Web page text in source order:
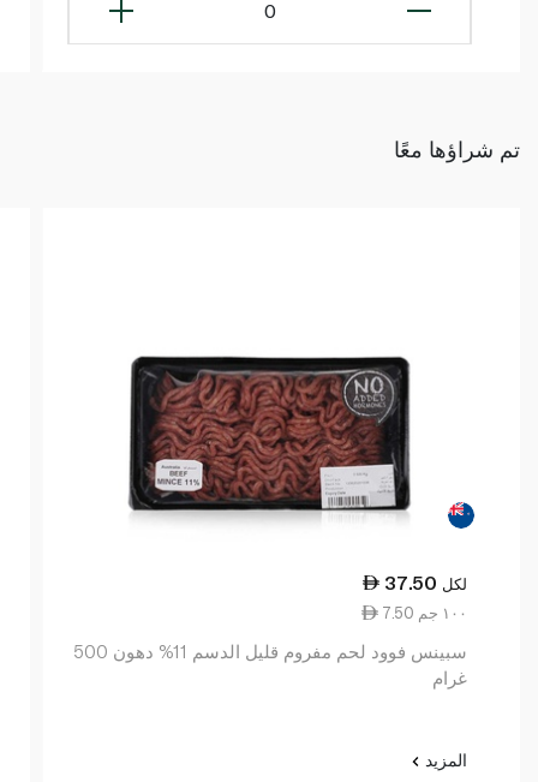
0
تم شراؤها معًا
37.50 لكل
7.50 ١٠٠ جم
سبينس فوود لحم مفروم قليل الدسم 11% دهون 500
غرام
المزيد